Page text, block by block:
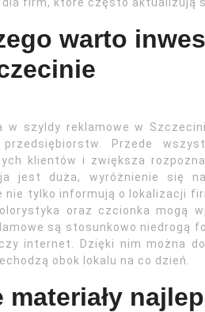
warto
w szyldy reklamowe w
przedsiębiorstw. Przede
klientów i zwiększa
jest duża, wyróżnienie się
nie tylko informują o lokalizacji
oraz czcionka mogą
są stosunkowo niedrogą
internet. Dzięki nim można
obok lokalu na co dzień.
materiały